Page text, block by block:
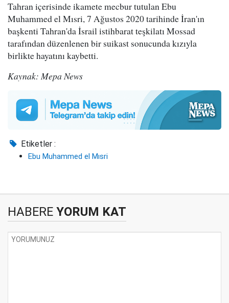
Tahran içerisinde ikamete mecbur tutulan Ebu
Muhammed el Mısri, 7 Ağustos 2020 tarihinde İran'ın
başkenti Tahran'da İsrail istihbarat teşkilatı Mossad
tarafından düzenlenen bir suikast sonucunda kızıyla
birlikte hayatını kaybetti.
Kaynak: Mepa News
Etiketler :
Ebu Muhammed el Mısri
HABERE YORUM KAT